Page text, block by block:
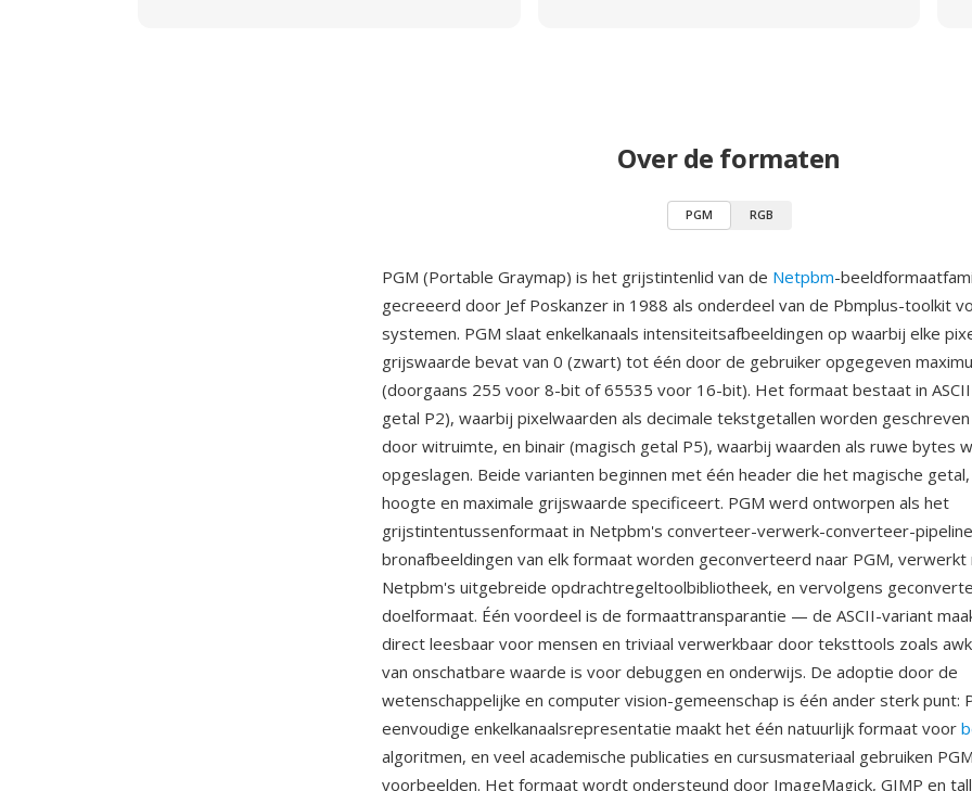
Over de formaten
PGM RGB
PGM (Portable Graymap) is het grijstintenlid van de Netpbm-
gecreeerd door Jef Poskanzer in 1988 als onderdeel van de Pbmplus-toolkit
systemen. PGM slaat enkelkanaals intensiteitsafbeeldingen op waarbij elke
grijswaarde bevat van 0 (zwart) tot één door de gebruiker opgegeven
(doorgaans 255 voor 8-bit of 65535 voor 16-bit). Het formaat bestaat in ASCII
getal P2), waarbij pixelwaarden als decimale tekstgetallen worden
door witruimte, en binair (magisch getal P5), waarbij waarden als ruwe bytes
opgeslagen. Beide varianten beginnen met één header die het magische
hoogte en maximale grijswaarde specificeert. PGM werd ontworpen als het
grijstintentussenformaat in Netpbm's converteer-verwerk-converteer-
bronafbeeldingen van elk formaat worden geconverteerd naar PGM,
Netpbm's uitgebreide opdrachtregeltoolbibliotheek, en vervolgens
doelformaat. Één voordeel is de formaattransparantie — de ASCII-variant
direct leesbaar voor mensen en triviaal verwerkbaar door teksttools zoals
van onschatbare waarde is voor debuggen en onderwijs. De adoptie door de
wetenschappelijke en computer vision-gemeenschap is één ander sterk punt:
eenvoudige enkelkanaalsrepresentatie maakt het één natuurlijk formaat voor
algoritmen, en veel academische publicaties en cursusmateriaal gebruiken
voorbeelden. Het formaat wordt ondersteund door ImageMagick, GIMP en